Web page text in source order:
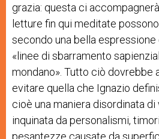
grazia: questa ci
letture fin qui meditate
secondo una bella espressione
«linee di sbarramento
mondano». Tutto ciò dovrebbe
evitare quella che Ignazio
cioè una maniera disordinata
inquinata da personalismi,
pesantezze causate da